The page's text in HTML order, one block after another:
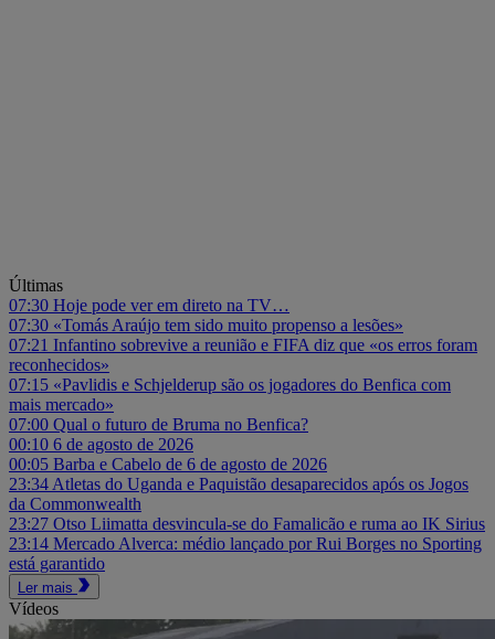
Últimas
07:30 Hoje pode ver em direto na TV…
07:30 «Tomás Araújo tem sido muito propenso a lesões»
07:21 Infantino sobrevive a reunião e FIFA diz que «os erros foram
reconhecidos»
07:15 «Pavlidis e Schjelderup são os jogadores do Benfica com
mais mercado»
07:00 Qual o futuro de Bruma no Benfica?
00:10 6 de agosto de 2026
00:05 Barba e Cabelo de 6 de agosto de 2026
23:34 Atletas do Uganda e Paquistão desaparecidos após os Jogos
da Commonwealth
23:27 Otso Liimatta desvincula-se do Famalicão e ruma ao IK Sirius
23:14 Mercado Alverca: médio lançado por Rui Borges no Sporting
está garantido
Ler mais
Vídeos